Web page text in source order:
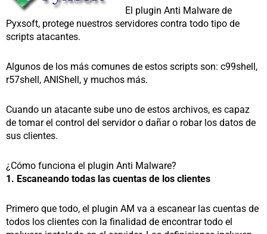
El plugin Anti Malware de
Pyxsoft, protege nuestros servidores contra todo tipo de
scripts atacantes.
Algunos de los más comunes de estos scripts son: c99shell,
r57shell, ANIShell, y muchos más.
Cuando un atacante sube uno de estos archivos, es capaz
de tomar el control del servidor o dañar o robar los datos de
sus clientes.
¿Cómo funciona el plugin Anti Malware?
1. Escaneando todas las cuentas de los clientes
Primero que todo, el plugin AM va a escanear las cuentas de
todos los clientes con la finalidad de encontrar todo el